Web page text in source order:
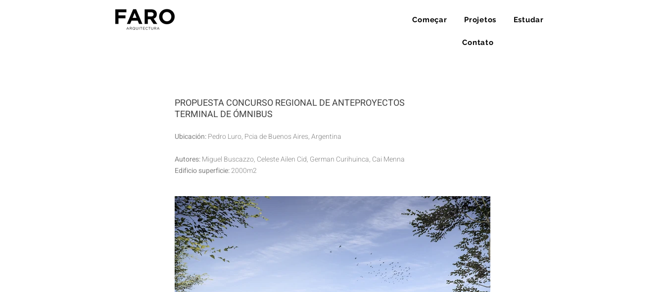
Começar Projetos Estudar
Contato
PROPUESTA CONCURSO REGIONAL DE ANTEPROYECTOS
TERMINAL DE ÓMNIBUS
Ubicación:Pedro Luro, Pcia de Buenos Aires, Argentina
Autores:Miguel Buscazzo, Celeste Ailen Cid, German Curihuinca, Cai Menna
Edificio superficie:2000m2